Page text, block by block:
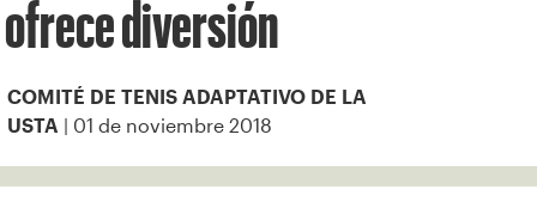
ofrece diversión
COMITÉ DE TENIS ADAPTATIVO DE LA
USTA | 01 de noviembre 2018